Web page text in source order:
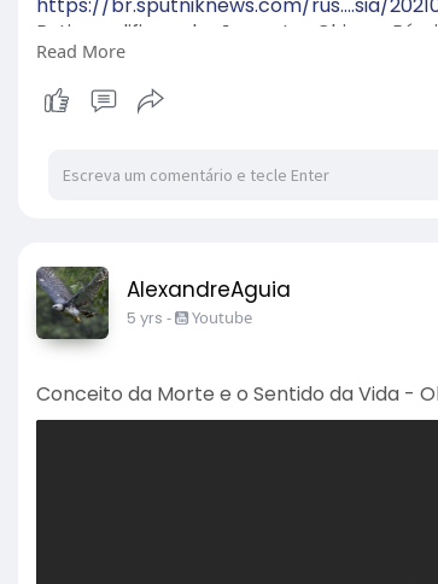
Putin qualifica relações entre China e
https://br.sputniknews.com/ame....ricas/
'Vamos retomar Câmara e Senado',
https://br.sputniknews.com/
Read More
AlexandreAguia
5 yrs - Youtube
Conceito da Morte e o Sentido da Vida -